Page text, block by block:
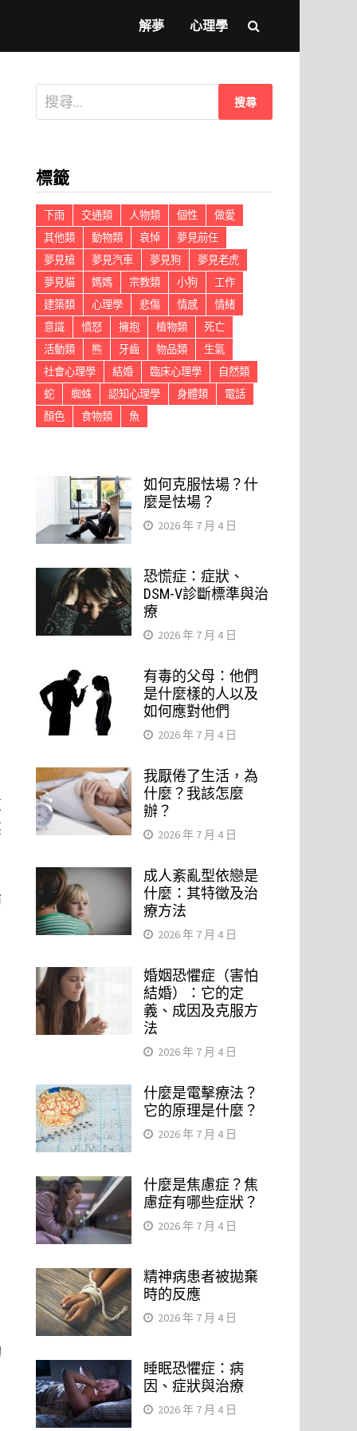
解夢 心理學
搜
尋
字:
標籤
下雨 交通類 人物類 個性
做愛
其他類
動物類 哀悼
夢見前任
夢見槍
夢見汽車 夢見狗
夢見老虎
夢見貓
媽媽 宗教類 小狗
工作
建築類
心理學 悲傷 情感
情緒
意識
憤怒 擁抱 植物類
死亡
活動類
熊 牙齒 物品類
生氣
社會心理學
結婚 臨床心理學
自然類
蛇
蜘蛛 認知心理學 身體類
電話
顏色
食物類 魚
如何克服怯場？什
麼是怯場？
2026 年 7 月 4 日
恐慌症：症狀、
DSM-V診斷標準與治
療
2026 年 7 月 4 日
有毒的父母：他們
是什麼樣的人以及
如何應對他們
2026 年 7 月 4 日
我厭倦了生活，為
什麼？我該怎麼
辦？
2026 年 7 月 4 日
成人紊亂型依戀是
什麼：其特徵及治
療方法
2026 年 7 月 4 日
婚姻恐懼症（害怕
結婚）：它的定
義、成因及克服方
法
2026 年 7 月 4 日
什麼是電擊療法？
它的原理是什麼？
2026 年 7 月 4 日
什麼是焦慮症？焦
慮症有哪些症狀？
2026 年 7 月 4 日
精神病患者被拋棄
時的反應
2026 年 7 月 4 日
睡眠恐懼症：病
因、症狀與治療
2026 年 7 月 4 日